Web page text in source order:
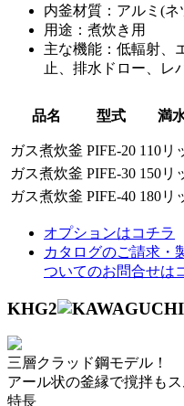
内釜材質：アルミ(ネ
用途：煮炊き用
主な機能：低輻射、
止、排水ドロー、レ
品名 型式 満
ガス煮炊釜 PIFE-20 110リ
ガス煮炊釜 PIFE-30 150リ
ガス煮炊釜 PIFE-40 180リ
オプションはコチラ
カタログのご請求・
ついてのお問合せは
KHG2
三層クラッド鋼モデル！
アール状の釜縁で撹拌もス
特長